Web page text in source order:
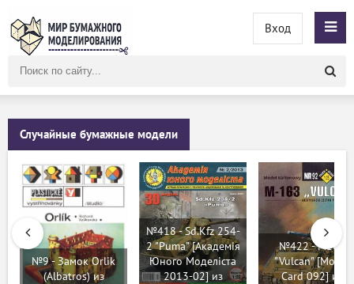
сайту
Вход
Случайные бумажные модели
№9 - Замок Orlik
(Albatros) из
№418 - Sd.Kfz 254-
2 "Puma" [Академія
Юного Моделіста
2013-02] из
№422 - M163
"Vulcan" [Model
Card 092] из